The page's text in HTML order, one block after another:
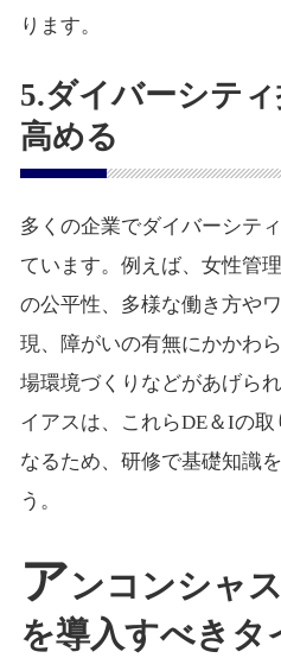
ります。
5.ダイバーシテ
高める
多くの企業でダイバーシテ
ています。例えば、女性管
の公平性、多様な働き方や
現、障がいの有無にかかわ
場環境づくりなどがあげら
イアスは、これらDE＆Iの
なるため、研修で基礎知識
う。
アンコンシャ
を導入すべきタ